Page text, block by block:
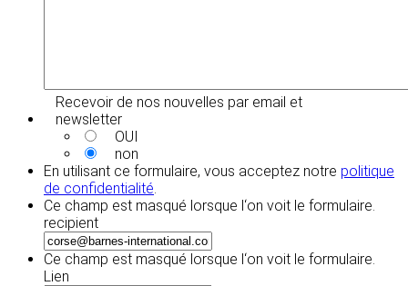
Recevoir de nos nouvelles par email et
newsletter
OUI
non
En utilisant ce formulaire, vous acceptez notre politique
de confidentialité.
Ce champ est masqué lorsque l‘on voit le formulaire.
recipient
Ce champ est masqué lorsque l‘on voit le formulaire.
Lien